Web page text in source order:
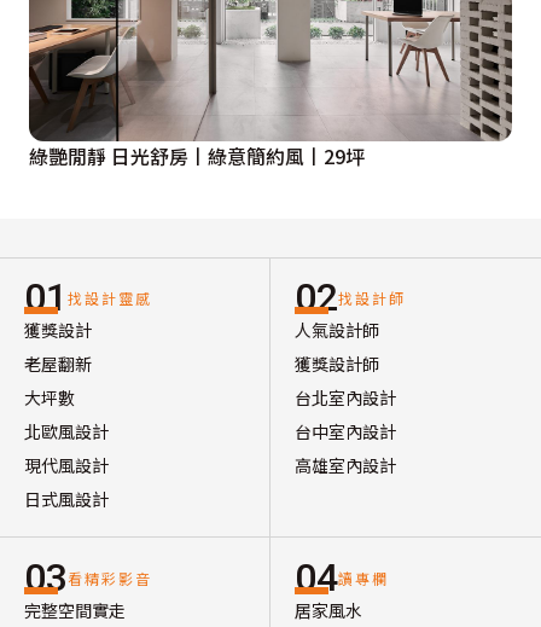
綠艷閒靜 日光舒房丨綠意簡約風丨29坪
01 找設計靈感
獲獎設計
老屋翻新
大坪數
北歐風設計
現代風設計
日式風設計
02找設計師
人氣設計師
獲獎設計師
台北室內設計
台中室內設計
高雄室內設計
03看精彩影音
完整空間實走
04讀專欄
居家風水